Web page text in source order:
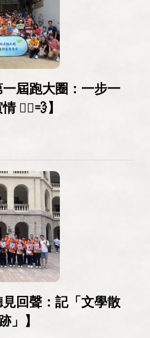
一屆跑大圈：一步一
🏃‍♂️💨】
見回聲：記「文學散
」】